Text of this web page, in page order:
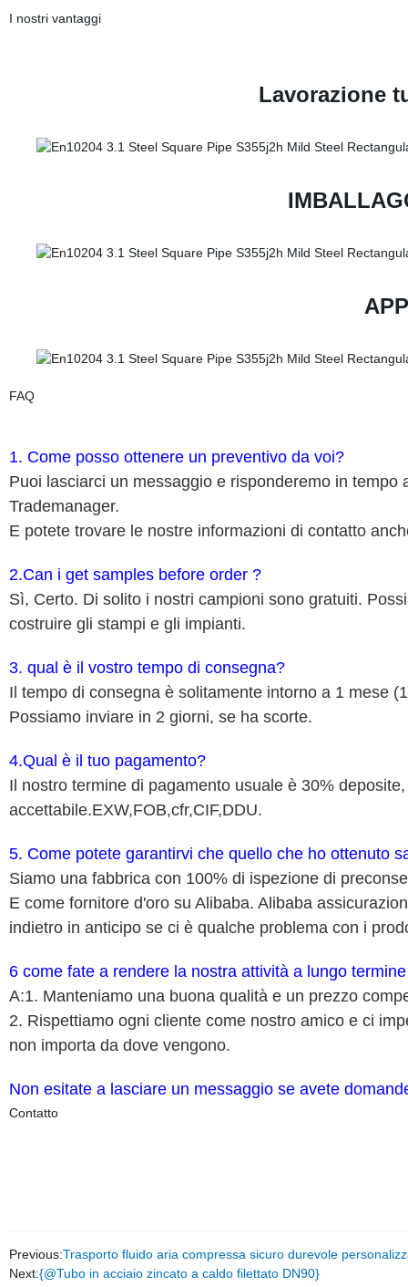
I nostri vantaggi
Lavorazione
FAQ
1. Come posso ottenere un preventivo da voi?
Puoi lasciarci un messaggio e risponderemo in
Trademanager.
E potete trovare le nostre informazioni di contatto
2.Can i get samples before order ?
Sì, Certo. Di solito i nostri campioni sono gratuiti.
costruire gli stampi e gli impianti.
3. qual è il vostro tempo di consegna?
Il tempo di consegna è solitamente intorno a 1 mese
Possiamo inviare in 2 giorni, se ha scorte.
4.Qual è il tuo pagamento?
Il nostro termine di pagamento usuale è 30%
accettabile.EXW,FOB,cfr,CIF,DDU.
5. Come potete garantirvi che quello che ho ottenuto
Siamo una fabbrica con 100% di ispezione di
E come fornitore d'oro su Alibaba. Alibaba
indietro in anticipo se ci è qualche problema con i
6 come fate a rendere la nostra attività a lungo
A:1. Manteniamo una buona qualità e un prezzo
2. Rispettiamo ogni cliente come nostro amico e ci
non importa da dove vengono.
Non esitate a lasciare un messaggio se avete
Contatto
Previous:Trasporto fluido aria compressa sicuro durevole
Next:{@Tubo in acciaio zincato a caldo filettato DN90}